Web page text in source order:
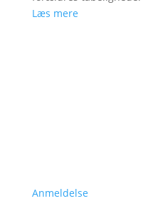
Læs mere
Anmeldelse